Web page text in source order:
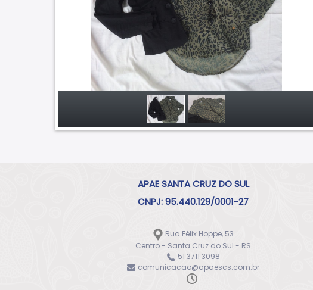
APAE SANTA CRUZ DO SUL
CNPJ: 95.440.129/0001-27
Rua Félix Hoppe, 53
Centro - Santa Cruz do Sul - RS
51 3711 3098
comunicacao@apaescs.com.br